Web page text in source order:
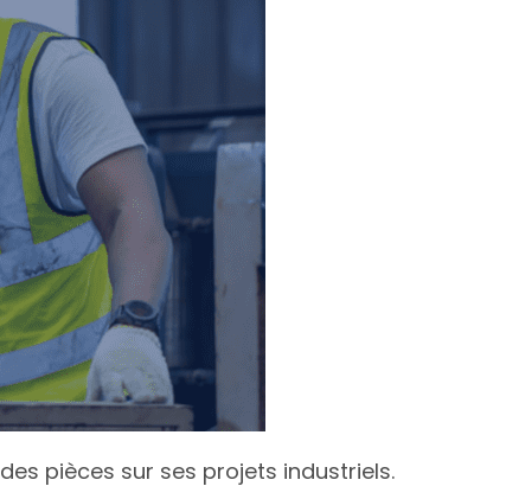
pièces sur ses projets industriels.